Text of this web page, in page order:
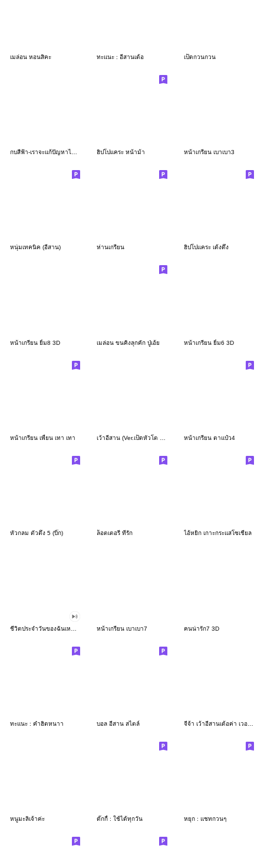
เมล่อน หอนสิคะ ทะแนะ : อีสานเด้อ เป็ดกวนกวน
ฮิปโปเเคระ หน้าม้า หน้าเกรียน เบาเบา3
หนุ่มเทคนิค (อีสาน) ห่านเกรียน ฮิปโปเเคระ เด้งดึ๋ง
หน้าเกรียน ยิ้ม8 3D เมล่อน ขนคิงลุกคัก ปู่เอ้ย หน้าเกรียน ยิ้ม6 3D
หน้าเกรียน เพี้ยน เทา เทา หน้าเกรียน ตาแป๋ว4
หัวกลม ตัวตึง 5 (บิ๊ก) ล็อตเตอรี่ ที่รัก ไอ้หยิก เกาะกระแสโซเชียล
หน้าเกรียน เบาเบา7 คนน่ารัก7 3D
ทะแนะ : คำฮิตหนาา บอล อีสาน สไตล์ จีจ้า เว้าอีสานเด้อค่า เวอร์ชั่น4 กวนๆ
หนูมะลิเจ้าค่ะ ดั๊กกี้ : ใช้ได้ทุกวัน หยุก : แชทกวนๆ